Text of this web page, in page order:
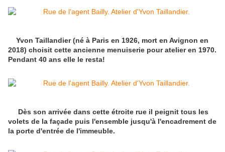
Yvon Taillandier (né à Paris en 1926, mort en Avignon en
2018) choisit cette ancienne menuiserie pour atelier en 1970.
Pendant 40 ans elle le resta!
Dès son arrivée dans cette étroite rue il peignit tous les
volets de la façade puis l'ensemble jusqu'à l'encadrement de
la porte d'entrée de l'immeuble.